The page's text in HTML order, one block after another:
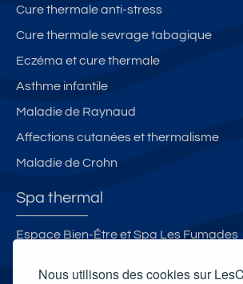
Nous utilisons des cookies sur
Cure thermale anti-stress
Cure thermale sevrage tabagique
Eczéma et cure thermale
Asthme infantile
Maladie de Raynaud
Affections cutanées et thermalisme
Maladie de Crohn
Spa thermal
Espace Bien-Être et Spa Les Fumades